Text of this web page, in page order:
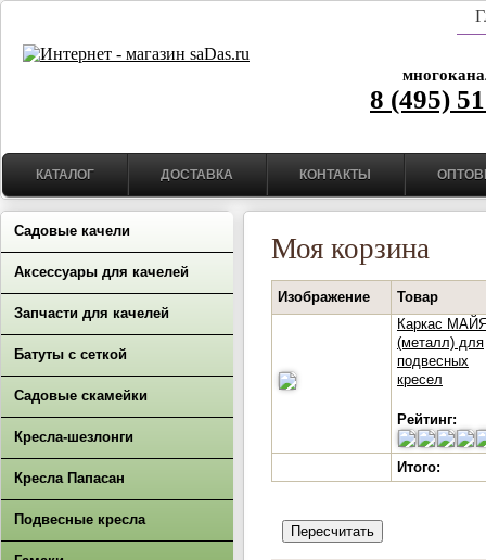
8 (495)
КАТАЛОГ ДОСТАВКА КОНТАКТЫ
Садовые качели
Аксессуары для качелей
Запчасти для качелей
Батуты с сеткой
Садовые скамейки
Кресла-шезлонги
Кресла Папасан
Подвесные кресла
Моя корзина
Изображение
Товар
Каркас
(металл) для
подвесных
кресел
Рейтинг:
Итого: